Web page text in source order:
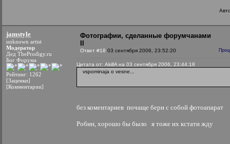
jamstyle
unknown artist
Модератор
Дед TheProdigy.ru
Бог Форума
Рейтинг: 1262
[Заценки]
[Комментарии]
Фотографии, сделанные форумчанами
Ответ #18 03 сентября 2006, 23:52:20
Цитата от: AkillA на 03 сентября 2006, 23:44:18
vspominaja o vesne...
без коментариев почаще бери с собой фотоапарат
Робин, хорошо бы было я тоже их кстати жду